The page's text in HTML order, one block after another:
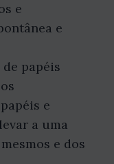
e
e
papéis
e
a uma
e dos